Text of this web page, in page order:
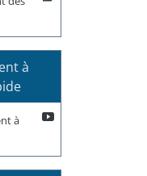
à
à